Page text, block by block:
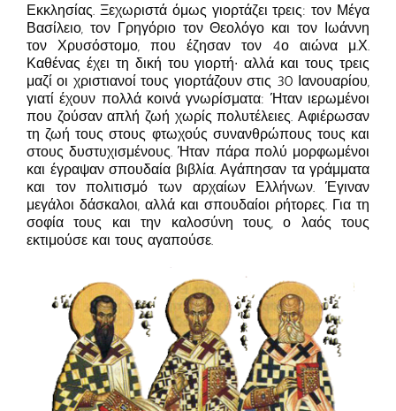
Εκκλησίας. Ξεχωριστά όμως γιορτάζει τρεις: τον Μέγα
Βασίλειο, τον Γρηγόριο τον Θεολόγο και τον Ιωάννη
τον Χρυσόστομο, που έζησαν τον 4ο αιώνα μ.Χ.
Καθένας έχει τη δική του γιορτή∙ αλλά και τους τρεις
μαζί οι χριστιανοί τους γιορτάζουν στις 30 Ιανουαρίου,
γιατί έχουν πολλά κοινά γνωρίσματα: Ήταν ιερωμένοι
που ζούσαν απλή ζωή χωρίς πολυτέλειες. Αφιέρωσαν
τη ζωή τους στους φτωχούς συνανθρώπους τους και
στους δυστυχισμένους. Ήταν πάρα πολύ μορφωμένοι
και έγραψαν σπουδαία βιβλία. Αγάπησαν τα γράμματα
και τον πολιτισμό των αρχαίων Ελλήνων. Έγιναν
μεγάλοι δάσκαλοι, αλλά και σπουδαίοι ρήτορες. Για τη
σοφία τους και την καλοσύνη τους, ο λαός τους
εκτιμούσε και τους αγαπούσε.